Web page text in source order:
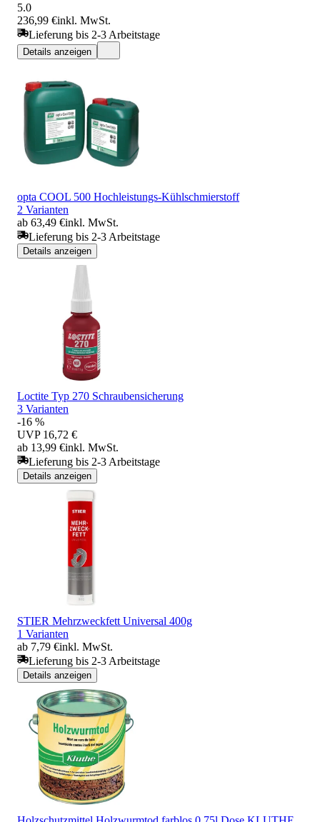
5.0
236,99 €inkl. MwSt.
Lieferung bis 2-3 Arbeitstage
Details anzeigen
opta COOL 500 Hochleistungs-Kühlschmierstoff
2 Varianten
ab 63,49 €inkl. MwSt.
Lieferung bis 2-3 Arbeitstage
Details anzeigen
Loctite Typ 270 Schraubensicherung
3 Varianten
-16 %
UVP 16,72 €
ab 13,99 €inkl. MwSt.
Lieferung bis 2-3 Arbeitstage
Details anzeigen
STIER Mehrzweckfett Universal 400g
1 Varianten
ab 7,79 €inkl. MwSt.
Lieferung bis 2-3 Arbeitstage
Details anzeigen